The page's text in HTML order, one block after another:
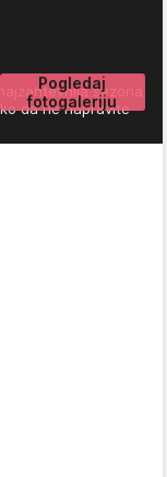
Pogledaj
fotogaleriju
sezona
da ne napravite